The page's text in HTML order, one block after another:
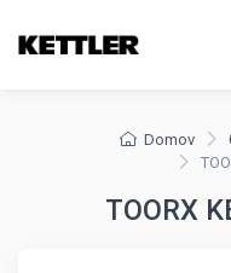
Domov
TOORX